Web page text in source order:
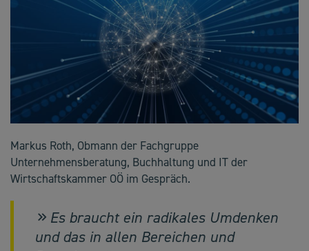
Markus Roth, Obmann der Fachgruppe
Unternehmensberatung, Buchhaltung und IT der
Wirtschaftskammer OÖ im Gespräch.
Es braucht ein radikales Umdenken
und das in allen Bereichen und